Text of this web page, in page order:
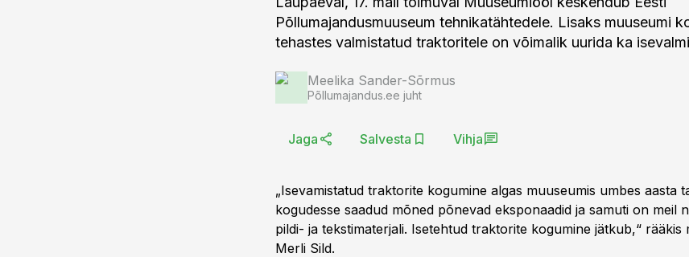
Põllumajandusmuuseum tehnikatähtedele. Lisaks muuseumi
tehastes valmistatud traktoritele on võimalik uurida ka
Meelika Sander-Sõrmus
Põllumajandus.ee juht
Jaga Salvesta Vihja
„Isevamistatud traktorite kogumine algas muuseumis umbes aasta
kogudesse saadud mõned põnevad eksponaadid ja samuti on meil
pildi- ja tekstimaterjali. Isetehtud traktorite kogumine jätkub,“ rääkis
Merli Sild.